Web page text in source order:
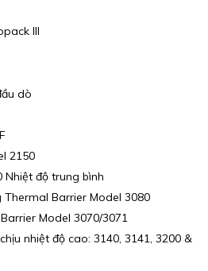
III
dò
2150
Nhiệt độ trung bình
Barrier Model 3080
Model 3070/3071
nhiệt độ cao: 3140, 3141, 3200 &